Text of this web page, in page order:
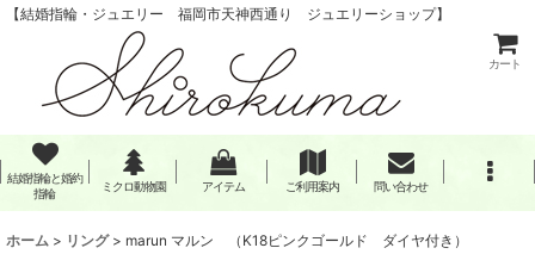
【結婚指輪・ジュエリー 福岡市天神西通り ジュエリーショップ】
カート
結婚指輪と婚約
指輪
ミクロ動物園 アイテム ご利用案内 問い合わせ
ホーム > リング > marun マルン （K18ピンクゴールド ダイヤ付き）